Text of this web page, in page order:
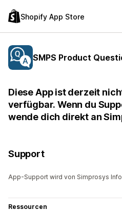
Shopify App Store
SMPS Product
Diese App ist derzeit
verfügbar. Wenn du
wende dich direkt an
Support
App-Support wird von Simprosys
Ressourcen